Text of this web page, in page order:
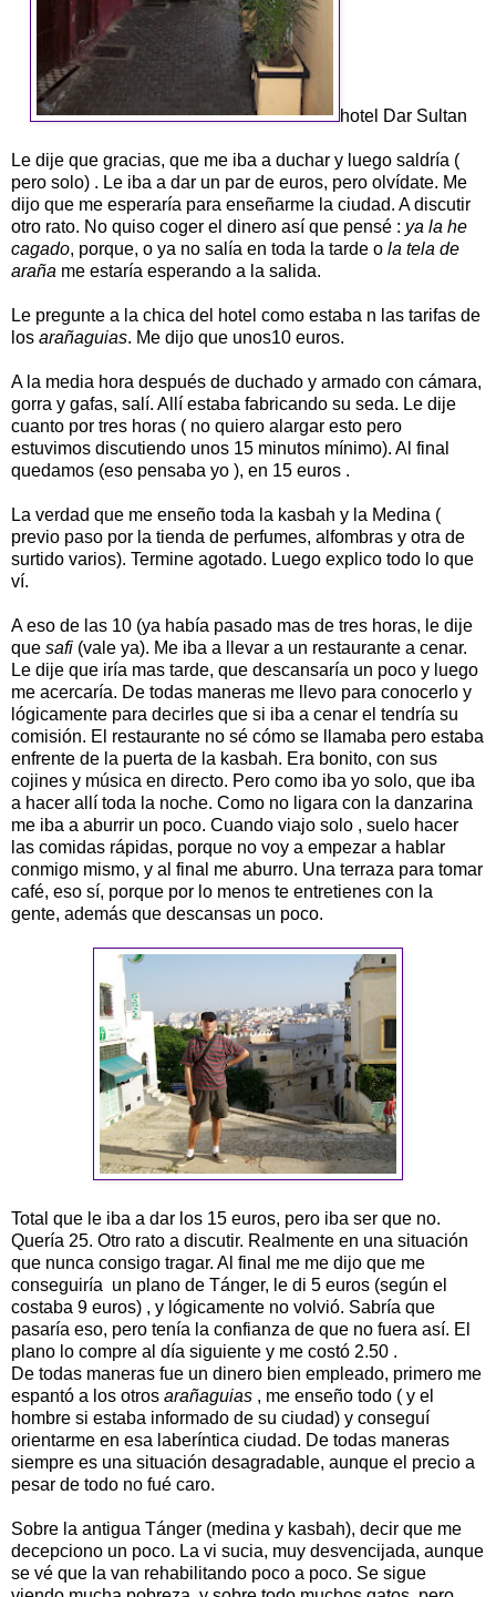
hotel Dar Sultan
Le dije que gracias, que me iba a duchar y luego saldría (
pero solo) . Le iba a dar un par de euros, pero olvídate. Me
dijo que me esperaría para enseñarme la ciudad. A discutir
otro rato. No quiso coger el dinero así que pensé : ya la he
cagado, porque, o ya no salía en toda la tarde o la tela de
araña me estaría esperando a la salida.
Le pregunte a la chica del hotel como estaba n las tarifas de
los arañaguias. Me dijo que unos10 euros.
A la media hora después de duchado y armado con cámara,
gorra y gafas, salí. Allí estaba fabricando su seda. Le dije
cuanto por tres horas ( no quiero alargar esto pero
estuvimos discutiendo unos 15 minutos mínimo). Al final
quedamos (eso pensaba yo ), en 15 euros .
La verdad que me enseño toda la kasbah y la Medina (
previo paso por la tienda de perfumes, alfombras y otra de
surtido varios). Termine agotado. Luego explico todo lo que
ví.
A eso de las 10 (ya había pasado mas de tres horas, le dije
que safi (vale ya). Me iba a llevar a un restaurante a cenar.
Le dije que iría mas tarde, que descansaría un poco y luego
me acercaría. De todas maneras me llevo para conocerlo y
lógicamente para decirles que si iba a cenar el tendría su
comisión. El restaurante no sé cómo se llamaba pero estaba
enfrente de la puerta de la kasbah. Era bonito, con sus
cojines y música en directo. Pero como iba yo solo, que iba
a hacer allí toda la noche. Como no ligara con la danzarina
me iba a aburrir un poco. Cuando viajo solo , suelo hacer
las comidas rápidas, porque no voy a empezar a hablar
conmigo mismo, y al final me aburro. Una terraza para tomar
café, eso sí, porque por lo menos te entretienes con la
gente, además que descansas un poco.
Total que le iba a dar los 15 euros, pero iba ser que no.
Quería 25. Otro rato a discutir. Realmente en una situación
que nunca consigo tragar. Al final me me dijo que me
conseguiría un plano de Tánger, le di 5 euros (según el
costaba 9 euros) , y lógicamente no volvió. Sabría que
pasaría eso, pero tenía la confianza de que no fuera así. El
plano lo compre al día siguiente y me costó 2.50 .
De todas maneras fue un dinero bien empleado, primero me
espantó a los otros arañaguias , me enseño todo ( y el
hombre si estaba informado de su ciudad) y conseguí
orientarme en esa laberíntica ciudad. De todas maneras
siempre es una situación desagradable, aunque el precio a
pesar de todo no fué caro.
Sobre la antigua Tánger (medina y kasbah), decir que me
decepciono un poco. La vi sucia, muy desvencijada, aunque
se vé que la van rehabilitando poco a poco. Se sigue